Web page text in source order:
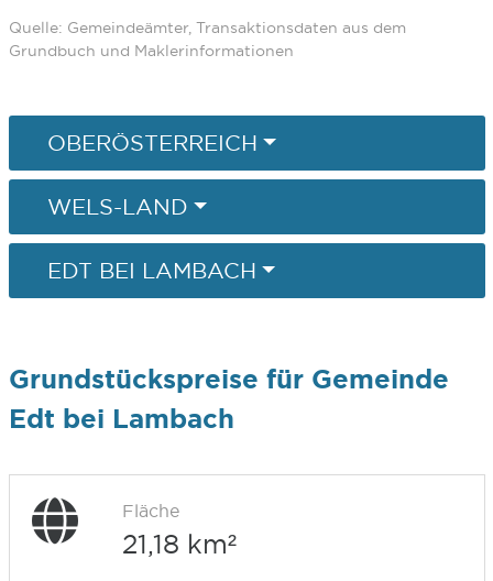
Quelle: Gemeindeämter, Transaktionsdaten aus dem
Grundbuch und Maklerinformationen
OBERÖSTERREICH
WELS-LAND
EDT BEI LAMBACH
Grundstückspreise für Gemeinde
Edt bei Lambach
Fläche
21,18 km²